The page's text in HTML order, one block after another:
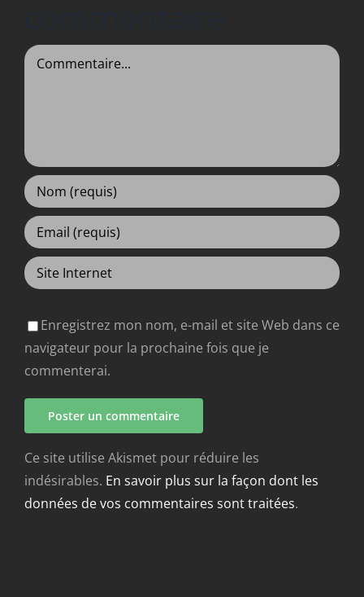
Commentaire
Enregistrez mon nom, e-mail et site Web dans ce
navigateur pour la prochaine fois que je
commenterai.
Ce site utilise Akismet pour réduire les
indésirables. En savoir plus sur la façon dont les
données de vos commentaires sont traitées.